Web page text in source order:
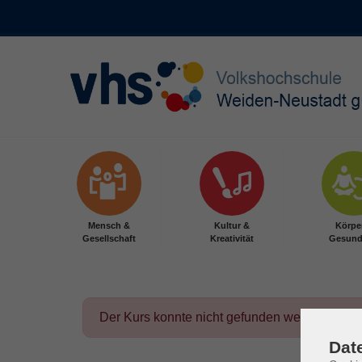
Mensch &
Gesellschaft
Kultur &
Kreativität
Der Kurs konnte nicht gefunden werden.